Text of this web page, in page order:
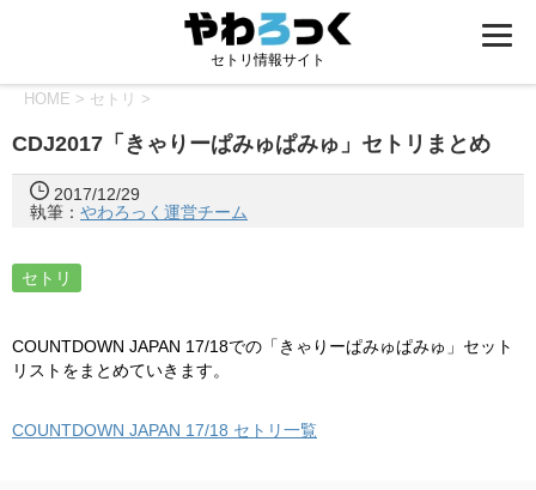
セトリ情報サイト
HOME > セトリ >
CDJ2017「きゃりーぱみゅぱみゅ」セトリまとめ
2017/12/29
執筆： やわろっく運営チーム
セトリ
COUNTDOWN JAPAN 17/18での「きゃりーぱみゅぱみゅ」セット
リストをまとめていきます。
COUNTDOWN JAPAN 17/18 セトリ一覧